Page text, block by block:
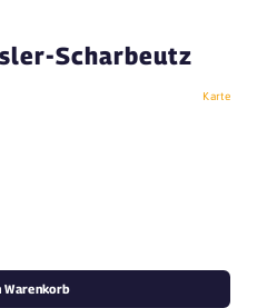
Scharbeutz
Karte
Warenkorb